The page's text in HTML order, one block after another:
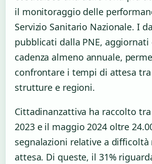
il monitoraggio delle
Servizio Sanitario Nazionale. I
pubblicati dalla PNE, aggiornati
cadenza almeno annuale,
confrontare i tempi di attesa
strutture e regioni.
Cittadinanzattiva ha raccolto
2023 e il maggio 2024 oltre
segnalazioni relative a
attesa. Di queste, il 31%